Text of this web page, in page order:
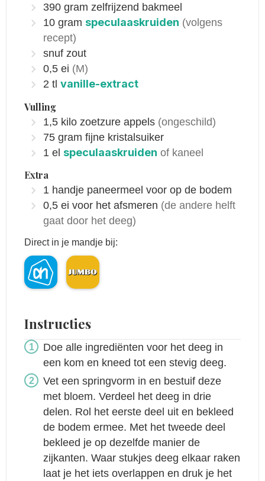
390 gram zelfrijzend bakmeel
10 gram speculaaskruiden (volgens
recept)
snuf zout
0,5 ei (M)
2 tl vanille-extract
Vulling
1,5 kilo zoetzure appels (ongeschild)
75 gram fijne kristalsuiker
1 el speculaaskruiden of kaneel
Extra
1 handje paneermeel voor op de bodem
0,5 ei voor het afsmeren (de andere helft
gaat door het deeg)
Direct in je mandje bij:
Instructies
Doe alle ingrediënten voor het deeg in
een kom en kneed tot een stevig deeg.
Vet een springvorm in en bestuif deze
met bloem. Verdeel het deeg in drie
delen. Rol het eerste deel uit en bekleed
de bodem ermee. Met het tweede deel
bekleed je op dezelfde manier de
zijkanten. Waar stukjes deeg elkaar raken
laat je het iets overlappen en druk je het